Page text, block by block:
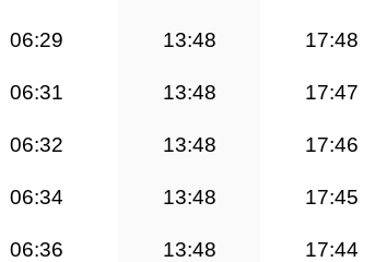
06:29 13:48 17:48
06:31 13:48 17:47
06:32 13:48 17:46
06:34 13:48 17:45
06:36 13:48 17:44